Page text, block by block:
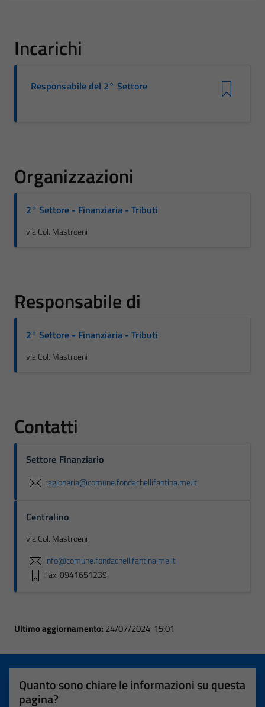
Incarichi
Responsabile del 2° Settore
Organizzazioni
2° Settore - Finanziaria - Tributi
via Col. Mastroeni
Responsabile di
2° Settore - Finanziaria - Tributi
via Col. Mastroeni
Contatti
Settore Finanziario
ragioneria@comune.fondachellifantina.me.it
Centralino
via Col. Mastroeni
info@comune.fondachellifantina.me.it
Fax: 0941651239
Ultimo aggiornamento: 24/07/2024, 15:01
Quanto sono chiare le informazioni su questa
pagina?